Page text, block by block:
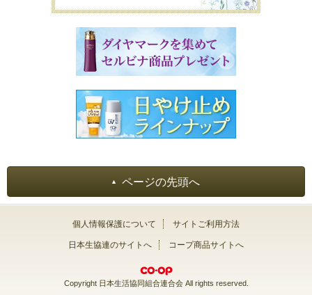
ページの先頭へ
個人情報保護について サイトご利用方法
日本生協連のサイトへ コープ商品サイトへ
Copyright 日本生活協同組合連合会 All rights reserved.